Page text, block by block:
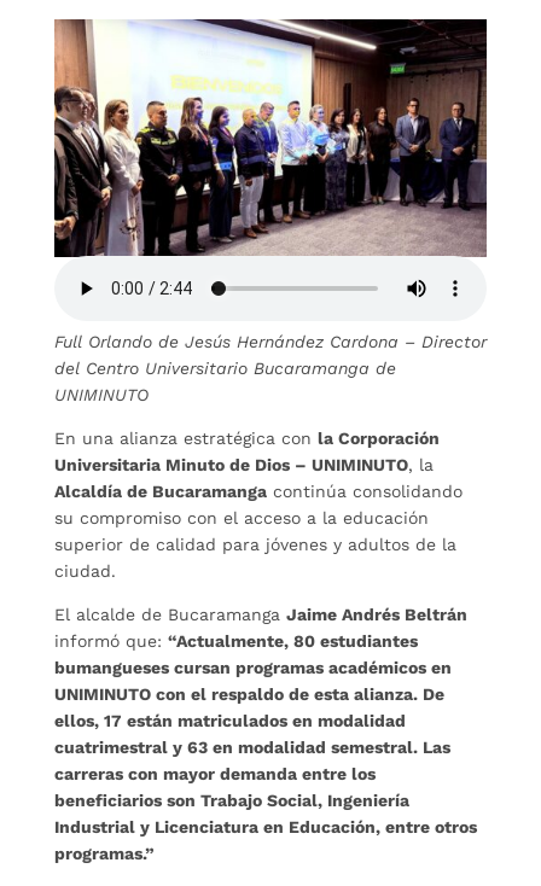
Full Orlando de Jesús Hernández Cardona – Director
del Centro Universitario Bucaramanga de
UNIMINUTO
En una alianza estratégica con la Corporación
Universitaria Minuto de Dios – UNIMINUTO, la
Alcaldía de Bucaramangacontinúa consolidando
su compromiso con el acceso a la educación
superior de calidad para jóvenes y adultos de la
ciudad.
El alcalde de Bucaramanga Jaime Andrés Beltrán
informó que: “Actualmente, 80 estudiantes
bumangueses cursan programas académicos en
UNIMINUTO con el respaldo de esta alianza. De
ellos, 17 están matriculados en modalidad
cuatrimestral y 63 en modalidad semestral. Las
carreras con mayor demanda entre los
beneficiarios son Trabajo Social, Ingeniería
Industrial y Licenciatura en Educación, entre otros
programas.”